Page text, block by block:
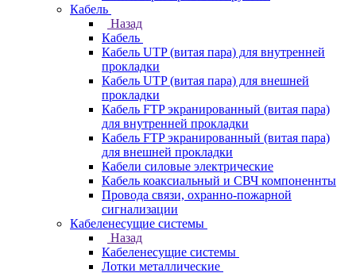
Кабель
Назад
Кабель
Кабель UTP (витая пара) для внутренней
прокладки
Кабель UTP (витая пара) для внешней
прокладки
Кабель FTP экранированный (витая пара)
для внутренней прокладки
Кабель FTP экранированный (витая пара)
для внешней прокладки
Кабели силовые электрические
Кабель коаксиальный и СВЧ компоненнты
Провода связи, охранно-пожарной
сигнализации
Кабеленесущие системы
Назад
Кабеленесущие системы
Лотки металлические